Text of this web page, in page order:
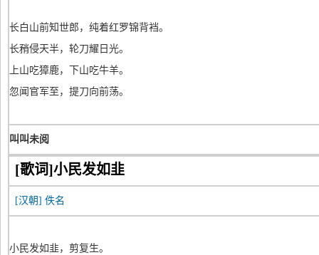
长白山前知世郎，纯着红罗锦背裆。
长矟侵天半，轮刀耀日光。
上山吃獐鹿，下山吃牛羊。
忽闻官军至，提刀向前荡。
叫叫未阅
[歌词]小民发如韭
[汉朝] 佚名
小民发如韭，剪复生。